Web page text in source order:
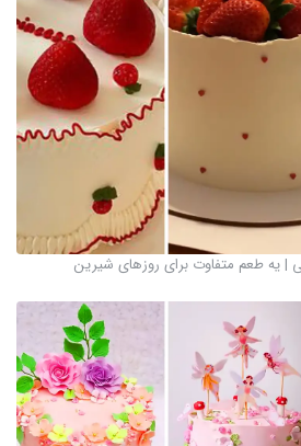
یه طعم متفاوت برای روزهای شیرین